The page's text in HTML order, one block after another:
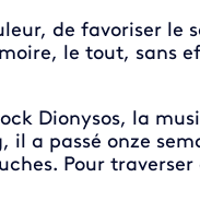
de favoriser le
le tout, sans
Dionysos, la
il a passé onze
Pour